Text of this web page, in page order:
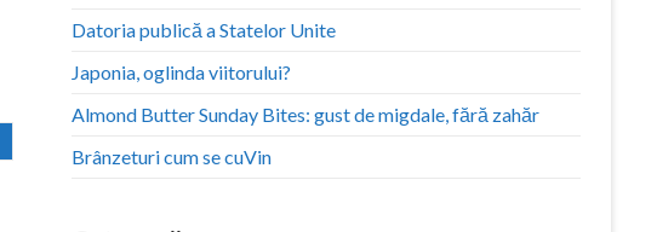
Datoria publică a Statelor Unite
Japonia, oglinda viitorului?
Almond Butter Sunday Bites: gust de migdale, fără zahăr
Brânzeturi cum se cuVin